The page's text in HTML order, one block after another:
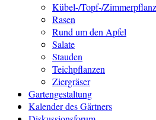
Kübel-/Topf-/
Rasen
Rund um den Apfel
Salate
Stauden
Teichpflanzen
Ziergräser
Gartengestaltung
Kalender des Gärtners